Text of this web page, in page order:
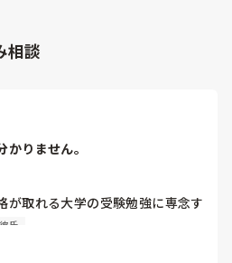
相談
りません。
が取れる大学の受験勉強に専念す
。
せてきており、美容クリニックや
彼氏